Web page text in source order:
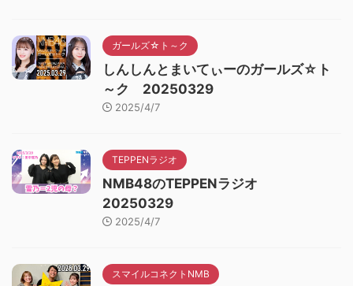
ガールズ☆ト～ク
しんしんとまいてぃーのガールズ☆ト
～ク 20250329
2025/4/7
TEPPENラジオ
NMB48のTEPPENラジオ
20250329
2025/4/7
スマイルコネクトNMB